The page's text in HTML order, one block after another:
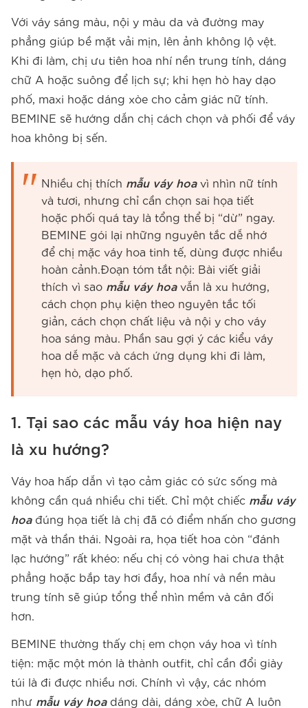
Với váy sáng màu, nội y màu da và đường may
phẳng giúp bề mặt vải mịn, lên ảnh không lộ vệt.
Khi đi làm, chị ưu tiên hoa nhí nền trung tính, dáng
chữ A hoặc suông để lịch sự; khi hẹn hò hay dạo
phố, maxi hoặc dáng xòe cho cảm giác nữ tính.
BEMINE sẽ hướng dẫn chị cách chọn và phối để váy
hoa không bị sến.
Nhiều chị thích mẫu váy hoavì nhìn nữ tính
và tươi, nhưng chỉ cần chọn sai họa tiết
hoặc phối quá tay là tổng thể bị “dừ” ngay.
BEMINE gói lại những nguyên tắc dễ nhớ
để chị mặc váy hoa tinh tế, dùng được nhiều
hoàn cảnh.Đoạn tóm tắt nội: Bài viết giải
thích vì sao mẫu váy hoavẫn là xu hướng,
cách chọn phụ kiện theo nguyên tắc tối
giản, cách chọn chất liệu và nội y cho váy
hoa sáng màu. Phần sau gợi ý các kiểu váy
hoa dễ mặc và cách ứng dụng khi đi làm,
hẹn hò, dạo phố.
1. Tại sao các mẫu váy hoa hiện nay
là xu hướng?
Váy hoa hấp dẫn vì tạo cảm giác có sức sống mà
không cần quá nhiều chi tiết. Chỉ một chiếc mẫu váy
hoađúng họa tiết là chị đã có điểm nhấn cho gương
mặt và thần thái. Ngoài ra, họa tiết hoa còn “đánh
lạc hướng” rất khéo: nếu chị có vòng hai chưa thật
phẳng hoặc bắp tay hơi đầy, hoa nhí và nền màu
trung tính sẽ giúp tổng thể nhìn mềm và cân đối
hơn.
BEMINE thường thấy chị em chọn váy hoa vì tính
tiện: mặc một món là thành outfit, chỉ cần đổi giày
túi là đi được nhiều nơi. Chính vì vậy, các nhóm
như mẫu váy hoadáng dài, dáng xòe, chữ A luôn